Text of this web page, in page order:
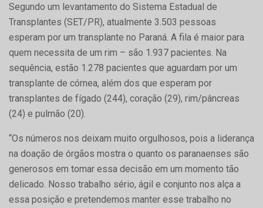
Segundo um levantamento do Sistema Estadual de
Transplantes (SET/PR), atualmente 3.503 pessoas
esperam por um transplante no Paraná. A fila é maior para
quem necessita de um rim – são 1.937 pacientes. Na
sequência, estão 1.278 pacientes que aguardam por um
transplante de córnea, além dos que esperam por
transplantes de fígado (244), coração (29), rim/pâncreas
(24) e pulmão (20).
“Os números nos deixam muito orgulhosos, pois a liderança
na doação de órgãos mostra o quanto os paranaenses são
generosos em tomar essa decisão em um momento tão
delicado. Nosso trabalho sério, ágil e conjunto nos alça a
essa posição e pretendemos manter esse trabalho no